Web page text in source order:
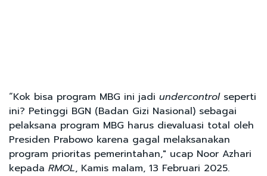
“Kok bisa program MBG ini jadi undercontrolseperti
ini? Petinggi BGN (Badan Gizi Nasional) sebagai
pelaksana program MBG harus dievaluasi total oleh
Presiden Prabowo karena gagal melaksanakan
program prioritas pemerintahan," ucap Noor Azhari
kepada RMOL, Kamis malam, 13 Februari 2025.